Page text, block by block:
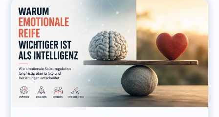
fühlen
und
Emotionen
verstehen